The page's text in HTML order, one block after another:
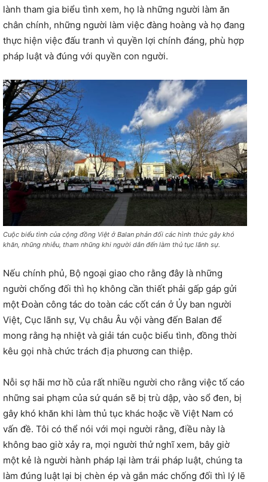
lành tham gia biểu tình xem, họ là những người làm ăn
chân chính, những người làm việc đàng hoàng và họ đang
thực hiện việc đấu tranh vì quyền lợi chính đáng, phù hợp
pháp luật và đúng với quyền con người.
Cuộc biểu tình của cộng đồng Việt ở Balan phản đối các hình thức gây khó
khăn, nhũng nhiễu, tham nhũng khi người dân đến làm thủ tục lãnh sự.
Nếu chính phủ, Bộ ngoại giao cho rằng đây là những
người chống đối thì họ không cần thiết phải gấp gáp gửi
một Đoàn công tác do toàn các cốt cán ở Ủy ban người
Việt, Cục lãnh sự, Vụ châu Âu vội vàng đến Balan để
mong rằng hạ nhiệt và giải tán cuộc biểu tình, đồng thời
kêu gọi nhà chức trách địa phương can thiệp.
Nỗi sợ hãi mơ hồ của rất nhiều người cho rằng việc tố cáo
những sai phạm của sứ quán sẽ bị trù dập, vào sổ đen, bị
gây khó khăn khi làm thủ tục khác hoặc về Việt Nam có
vấn đề. Tôi có thể nói với mọi người rằng, điều này là
không bao giờ xảy ra, mọi người thử nghĩ xem, bây giờ
một kẻ là người hành pháp lại làm trái pháp luật, chúng ta
làm đúng luật lại bị chèn ép và gắn mác chống đối thì lý lẽ